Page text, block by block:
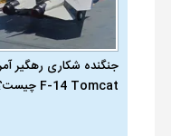
جنگنده شکاری رهگیر
F-14 Tomcat چیست؟